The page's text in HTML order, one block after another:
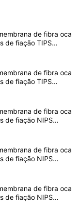
de fibra oca
de fiação TIPS
de fibra oca
de fiação TIPS
de fibra oca
de fiação NIPS
de fibra oca
de fiação NIPS
de fibra oca
de fiação NIPS